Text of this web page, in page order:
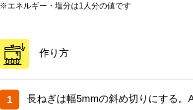
※エネルギー・塩分は1人分の値です
作り方
1 長ねぎは幅5mmの斜め切りにする。